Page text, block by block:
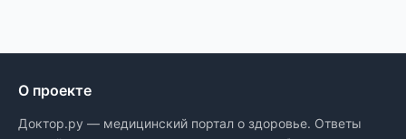
О проекте
Доктор.ру — медицинский портал о здоровье. Ответы